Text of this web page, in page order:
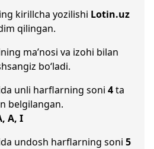
kirillcha yozilishi Lotin.uz
qilingan.
ma’nosi va izohi bilan
bo‘ladi.
unli harflarning soni 4ta
belgilangan.
A, I
undosh harflarning soni 5